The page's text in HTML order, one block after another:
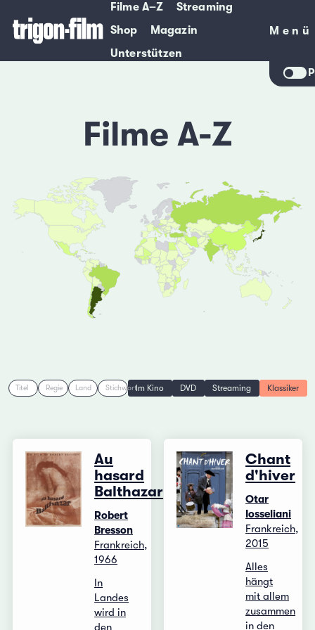
Filme A–Z
Streaming
Shop
Magazin
Unterstützen
Menü
Menü
Filme A-Z
Titel Regie Land StichwortIm Kino DVD Streaming Klassiker
Au
hasard
Balthazar
Robert
Bresson
Frankreich,
1966
In
Landes
wird in
den
Chant
d'hiver
Otar
Iosseliani
Frankreich,
2015
Alles
hängt
mit allem
zusammen
in den